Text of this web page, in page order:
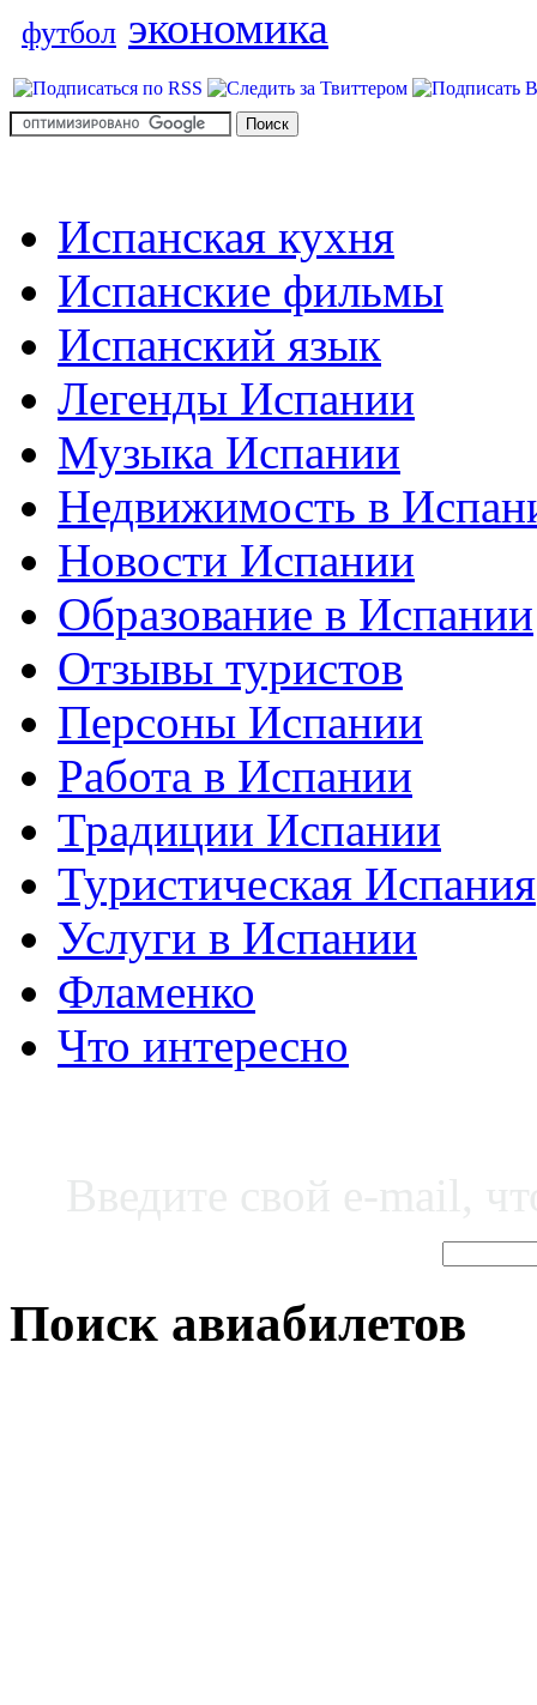
футбол экономика
Испанская кухня
Испанские фильмы
Испанский язык
Легенды Испании
Музыка Испании
Недвижимость в
Новости Испании
Образование в Испании
Отзывы туристов
Персоны Испании
Работа в Испании
Традиции Испании
Туристическая Испания
Услуги в Испании
Фламенко
Что интересно
Поиск авиабилетов